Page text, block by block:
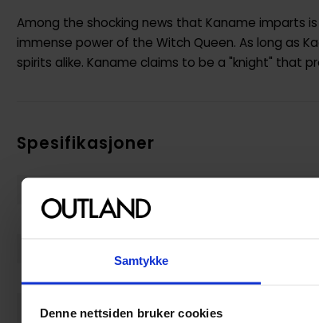
Samtykke
Denne nettsiden bruker cookies
Among the shocking news that Kaname imparts
immense power of the Witch Queen. As long as
spirits alike. Kaname claims to be a "knight" that
Spesifikasjoner
Vekt (Kg) :
Format
Serie